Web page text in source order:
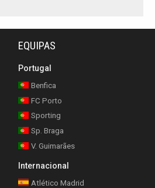
EQUIPAS
Portugal
Benfica
FC Porto
Sporting
Sp. Braga
V. Guimarães
Internacional
Atlético Madrid